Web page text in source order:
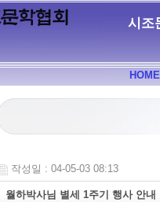
시조
HOME
작성일 : 04-05-03 08:13
월하박사님 별세 1주기 행사 안내